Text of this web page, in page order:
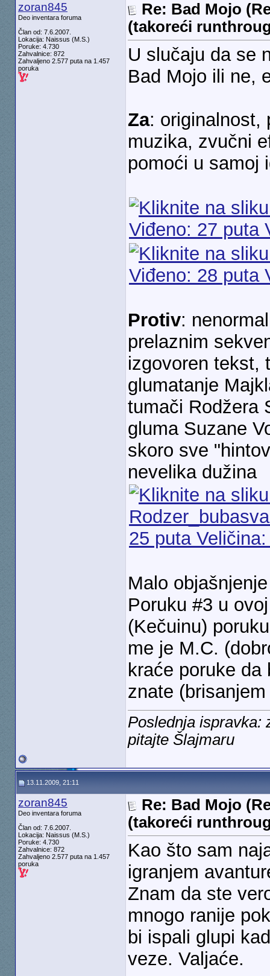
zoran845
Deo inventara foruma
Član od: 7.6.2007.
Lokacija: Naissus (M.S.)
Poruke: 4.730
Zahvalnice: 872
Zahvaljeno 2.577 puta na 1.457
poruka
Re: Bad Mojo
(takoreći
U slučaju da se
Bad Mojo ili ne,
Za: originalnost,
muzika, zvučni
pomoći u samoj
Protiv:
prelaznim
izgovoren tekst,
glumatanje
tumači Rodžera
gluma Suzane
skoro sve
nevelika dužina
Malo
Poruku #3 u
(Kečuinu)
me je M.C.
kraće poruke
znate
Poslednja ispravka:
pitajte Šlajmaru
13.11.2009, 21:11
zoran845
Deo inventara foruma
Član od: 7.6.2007.
Lokacija: Naissus (M.S.)
Poruke: 4.730
Zahvalnice: 872
Zahvaljeno 2.577 puta na 1.457
poruka
Re: Bad Mojo
(takoreći
Kao što sam
igranjem
Znam da ste
mnogo ranije
bi ispali glupi
veze. Valjaće.